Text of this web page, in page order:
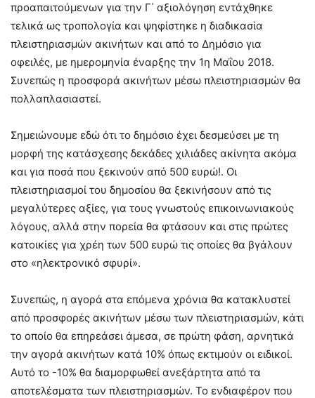
προαπαιτούμενων για την Γ΄ αξιολόγηση εντάχθηκε
τελικά ως τροπολογία και ψηφίστηκε η διαδικασία
πλειστηριασμών ακινήτων και από το Δημόσιο για
οφειλές, με ημερομηνία έναρξης την 1η Μαΐου 2018.
Συνεπώς η προσφορά ακινήτων μέσω πλειστηριασμών θα
πολλαπλασιαστεί.
Σημειώνουμε εδώ ότι το δημόσιο έχει δεσμεύσει με τη
μορφή της κατάσχεσης δεκάδες χιλιάδες ακίνητα ακόμα
και για ποσά που ξεκινούν από 500 ευρώ!. Οι
πλειστηριασμοί του δημοσίου θα ξεκινήσουν από τις
μεγαλύτερες αξίες, για τους γνωστούς επικοινωνιακούς
λόγους, αλλά στην πορεία θα φτάσουν και στις πρώτες
κατοικίες για χρέη των 500 ευρώ τις οποίες θα βγάλουν
στο «ηλεκτρονικό σφυρί».
Συνεπώς, η αγορά στα επόμενα χρόνια θα κατακλυστεί
από προσφορές ακινήτων μέσω των πλειστηριασμών, κάτι
το οποίο θα επηρεάσει άμεσα, σε πρώτη φάση, αρνητικά
την αγορά ακινήτων κατά 10% όπως εκτιμούν οι ειδικοί.
Αυτό το -10% θα διαμορφωθεί ανεξάρτητα από τα
αποτελέσματα των πλειστηριασμών. Το ενδιαφέρον που